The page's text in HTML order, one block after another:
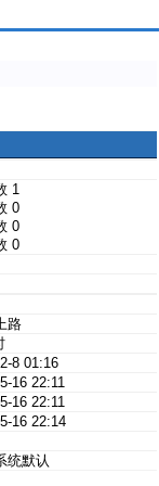
1
0
0
0
路
8 01:16
16 22:11
16 22:11
16 22:14
统默认